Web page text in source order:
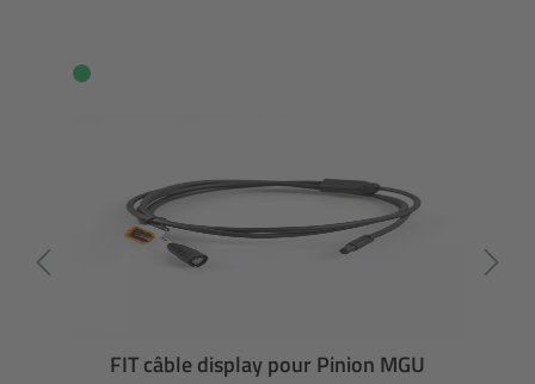
FIT câble display pour Pinion MGU